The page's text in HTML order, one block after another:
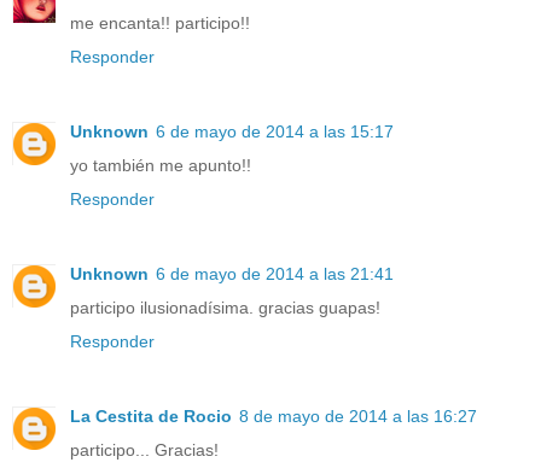
me encanta!! participo!!
Responder
Unknown 6 de mayo de 2014 a las 15:17
yo también me apunto!!
Responder
Unknown 6 de mayo de 2014 a las 21:41
participo ilusionadísima. gracias guapas!
Responder
La Cestita de Rocio 8 de mayo de 2014 a las 16:27
participo... Gracias!